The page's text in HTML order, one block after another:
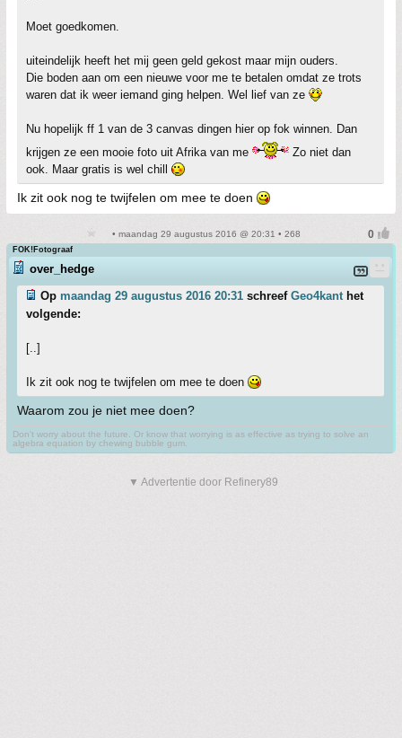
Moet goedkomen.
uiteindelijk heeft het mij geen geld gekost maar mijn ouders.
Die boden aan om een nieuwe voor me te betalen omdat ze trots
waren dat ik weer iemand ging helpen. Wel lief van ze
Nu hopelijk ff 1 van de 3 canvas dingen hier op fok winnen. Dan
krijgen ze een mooie foto uit Afrika van me
Zo niet dan
ook. Maar gratis is wel chill
Ik zit ook nog te twijfelen om mee te doen
• maandag 29 augustus 2016 @ 20:31 • 268
FOK!Fotograaf
over_hedge
Op maandag 29 augustus 2016 20:31 schreef Geo4kanthet
volgende:
[..]
Ik zit ook nog te twijfelen om mee te doen
Waarom zou je niet mee doen?
Don't worry about the future. Or know that worrying is as effective as trying to solve an
algebra equation by chewing bubble gum.
▼ Advertentie door Refinery89